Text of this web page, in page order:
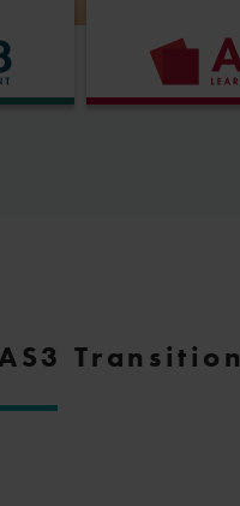
Transition